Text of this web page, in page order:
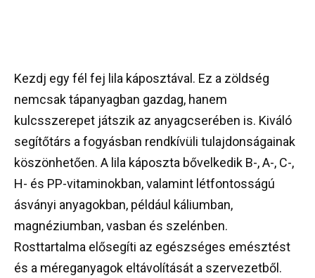
Kezdj egy fél fej lila káposztával. Ez a zöldség
nemcsak tápanyagban gazdag, hanem
kulcsszerepet játszik az anyagcserében is. Kiváló
segítőtárs a fogyásban rendkívüli tulajdonságainak
köszönhetően. A lila káposzta bővelkedik B-, A-, C-,
H- és PP-vitaminokban, valamint létfontosságú
ásványi anyagokban, például káliumban,
magnéziumban, vasban és szelénben.
Rosttartalma elősegíti az egészséges emésztést
és a méreganyagok eltávolítását a szervezetből.